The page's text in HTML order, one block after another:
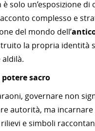
è solo un’esposizione di
complesso e
del mondo dell’
la propria identità
sacro
governare non
autorità, ma
e simboli